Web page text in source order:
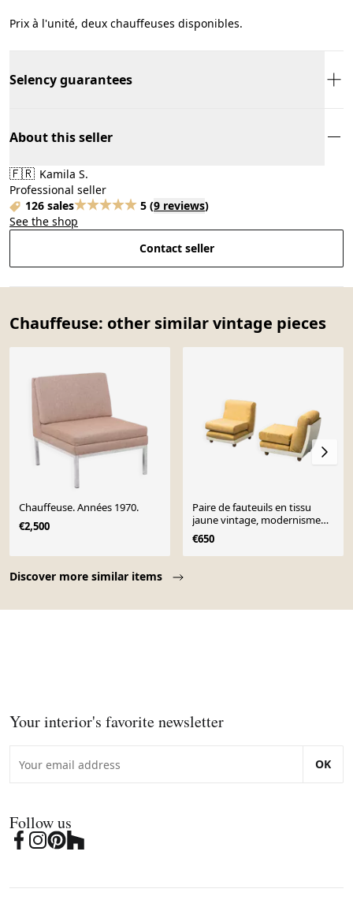
Prix à l'unité, deux chauffeuses disponibles.
Selency guarantees
About this seller
🇫🇷 Kamila S.
Professional seller
126 sales
5 (9 reviews)
See the shop
Contact seller
Chauffeuse: other similar vintage pieces
Discover more similar items
Chauffeuse. Années 1970.
€2,500
Paire de fauteuils en tissu
jaune vintage, modernisme
des années 1970.
€650
Your interior's favorite newsletter
OK
Follow us